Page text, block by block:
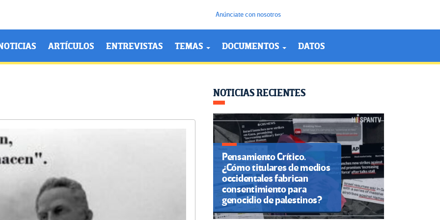
Anúnciate con nosotros
ARTÍCULOS ENTREVISTAS TEMAS DOCUMENTOS DATOS
NOTICIAS RECIENTES
Pensamiento Crítico.
¿Cómo titulares de medios
occidentales fabrican
consentimiento para
genocidio de palestinos?